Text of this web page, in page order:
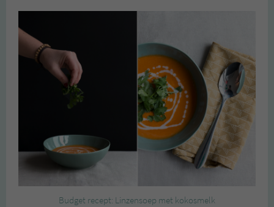
Budget recept: Linzensoep met kokosmelk